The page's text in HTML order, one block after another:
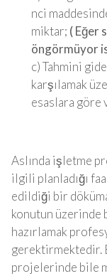
nci
miktar; ( Eğer
öngörmüyor
c) Tahmini
karşılamak
esaslara göre
Aslında işletme
ilgili planladığı
edildiği bir
konutun
hazırlamak
gerektirmektedir.
projelerinde bile